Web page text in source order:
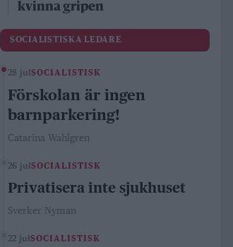
kvinna gripen
SOCIALISTISKA LEDARE
28 julSOCIALISTISK
Förskolan är ingen
barnparkering!
Catarina Wahlgren
26 julSOCIALISTISK
Privatisera inte sjukhuset
Sverker Nyman
22 julSOCIALISTISK